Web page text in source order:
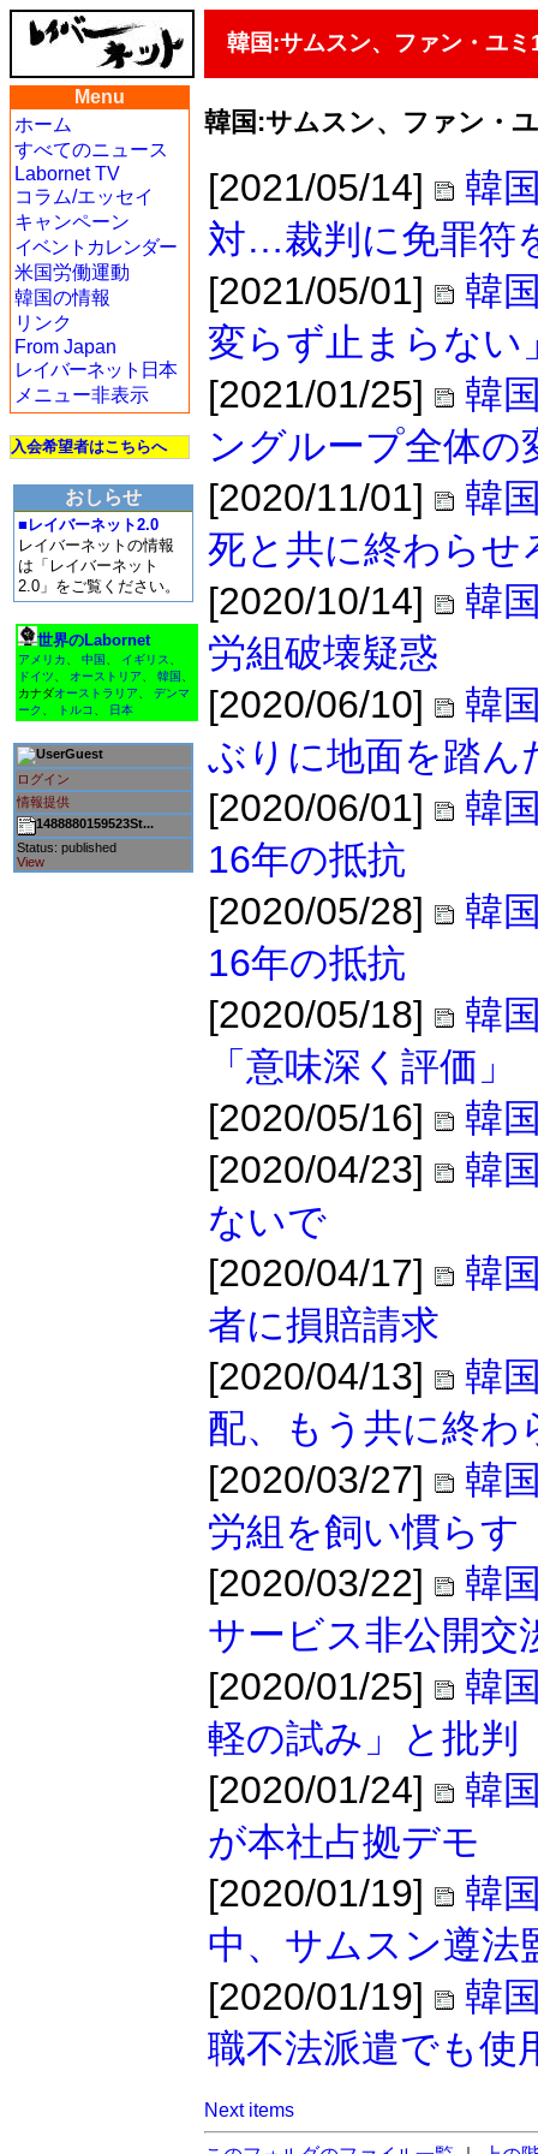
韓国:サムスン、ファン・ユ
Menu
ホーム
すべてのニュース
Labornet TV
コラム/エッセイ
キャンペーン
イベントカレンダー
米国労働運動
韓国の情報
リンク
From Japan
レイバーネット日本
メニュー非表示
入会希望者はこちらへ
おしらせ
■レイバーネット2.0
レイバーネットの情報
は「レイバーネット
2.0」をご覧ください。
世界のLabornet
アメリカ 中国 イギリス
ドイツ
オーストリア 韓国
カナダオーストラリア
デンマ
ーク
トルコ 日本
Guest
ログイン
情報提供
1488880159523St...
Status: published
View
韓国:サムスン、ファン・
[2021/05/14]
韓
対…裁判に免罪符
[2021/05/01]
韓
変らず止まらない
[2021/01/25]
韓
ングループ全体の
[2020/11/01]
韓
死と共に終わらせ
[2020/10/14]
韓
労組破壊疑惑
[2020/06/10]
韓
ぶりに地面を踏ん
[2020/06/01]
韓
16年の抵抗
[2020/05/28]
韓
16年の抵抗
[2020/05/18]
韓
「意味深く評価」
[2020/05/16]
韓
[2020/04/23]
韓
ないで
[2020/04/17]
韓
者に損賠請求
[2020/04/13]
韓
配、もう共に終わ
[2020/03/27]
韓
労組を飼い慣らす
[2020/03/22]
韓
サービス非公開交
[2020/01/25]
韓
軽の試み」と批判
[2020/01/24]
韓
が本社占拠デモ
[2020/01/19]
韓
中、サムスン遵法
[2020/01/19]
韓
職不法派遣でも使
Next items